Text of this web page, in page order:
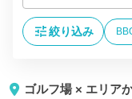
絞り込み
ゴルフ場 × エリア